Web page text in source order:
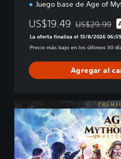
Juego base de Age of
US$19.49 Rebajado del
US$29.99
La oferta finaliza el 13/8/2026 06:59
Precio más bajo en los últimos 30
Agregar al
P
r
m